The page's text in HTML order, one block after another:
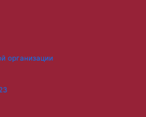
организации